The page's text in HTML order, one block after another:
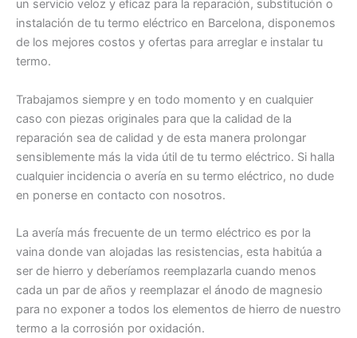
un servicio veloz y eficaz para la reparación, substitución o
instalación de tu termo eléctrico en Barcelona, disponemos
de los mejores costos y ofertas para arreglar e instalar tu
termo.
Trabajamos siempre y en todo momento y en cualquier
caso con piezas originales para que la calidad de la
reparación sea de calidad y de esta manera prolongar
sensiblemente más la vida útil de tu termo eléctrico. Si halla
cualquier incidencia o avería en su termo eléctrico, no dude
en ponerse en contacto con nosotros.
La avería más frecuente de un termo eléctrico es por la
vaina donde van alojadas las resistencias, esta habitúa a
ser de hierro y deberíamos reemplazarla cuando menos
cada un par de años y reemplazar el ánodo de magnesio
para no exponer a todos los elementos de hierro de nuestro
termo a la corrosión por oxidación.